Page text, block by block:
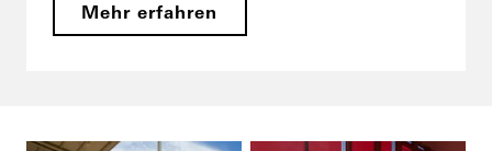
Mehr erfahren